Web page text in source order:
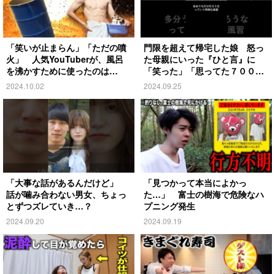
「笑いが止まらん」「ただの噴
火」 人気YouTuberが、風呂
を沸かすために使ったのは…
2024.10.02
門限を超えて帰宅した娘 怒っ
た母親にいった『ひと言』に
「笑った」「思ってた７００倍
特殊」
2024.09.25
「大事な話があるんだけど」
話が噛み合わない男女、ちょっ
とずつズレていき…？
2024.09.20
「見つかって本当によかっ
た…」 富士の樹海で危険なハ
プニング発生
2024.09.19